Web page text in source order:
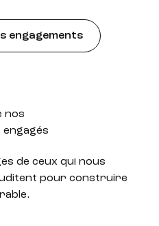
engagements
nos
de ceux qui nous
pour construire